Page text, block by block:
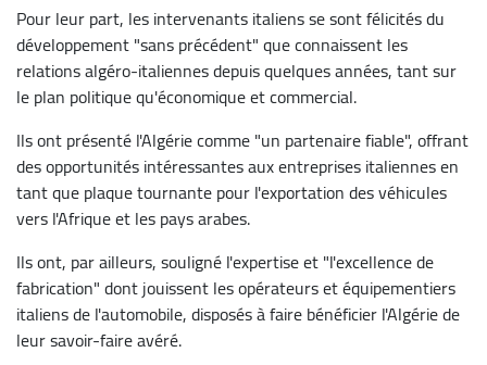
Pour leur part, les intervenants italiens se sont félicités du
développement "sans précédent" que connaissent les
relations algéro-italiennes depuis quelques années, tant sur
le plan politique qu'économique et commercial.
Ils ont présenté l'Algérie comme "un partenaire fiable", offrant
des opportunités intéressantes aux entreprises italiennes en
tant que plaque tournante pour l'exportation des véhicules
vers l'Afrique et les pays arabes.
Ils ont, par ailleurs, souligné l'expertise et "l'excellence de
fabrication" dont jouissent les opérateurs et équipementiers
italiens de l'automobile, disposés à faire bénéficier l'Algérie de
leur savoir-faire avéré.